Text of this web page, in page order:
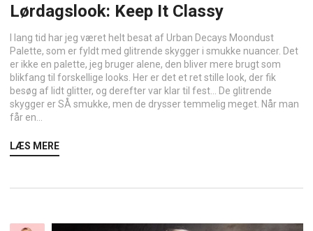
Lørdagslook: Keep It Classy
I lang tid har jeg været helt besat af Urban Decays Moondust
Palette, som er fyldt med glitrende skygger i smukke nuancer. Det
er ikke en palette, jeg bruger alene, den bliver mere brugt som
blikfang til forskellige looks. Her er det et ret stille look, der fik
besøg af lidt glitter, og derefter var klar til fest… De glitrende
skygger er SÅ smukke, men de drysser temmelig meget. Når man
får en...
LÆS MERE